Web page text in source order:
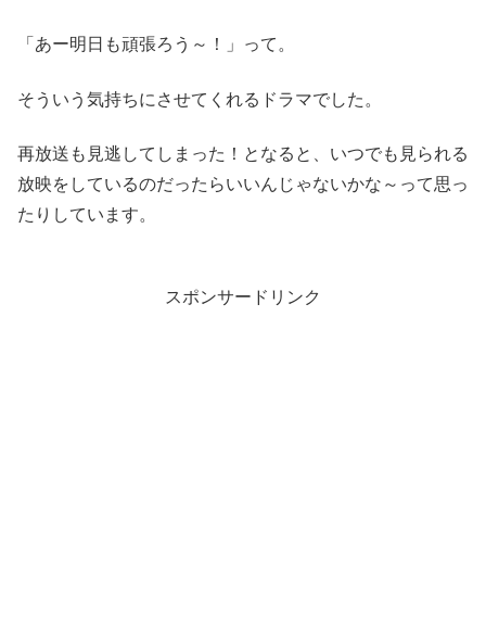
「あー明日も頑張ろう～！」って。
そういう気持ちにさせてくれるドラマでした。
再放送も見逃してしまった！となると、いつでも見られる
放映をしているのだったらいいんじゃないかな～って思っ
たりしています。
スポンサードリンク